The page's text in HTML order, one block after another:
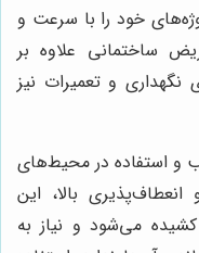
خود را با سرعت و
ساختمانی علاوه بر
و تعمیرات نیز
و استفاده در محیط‌های
بالا، این
می‌شود و نیاز به